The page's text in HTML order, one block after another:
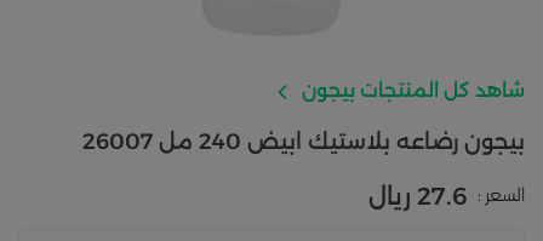
شاهد كل المنتجات بيجون
بيجون رضاعه بلاستيك ابيض 240 مل 26007
السعر : 27.6 ريال